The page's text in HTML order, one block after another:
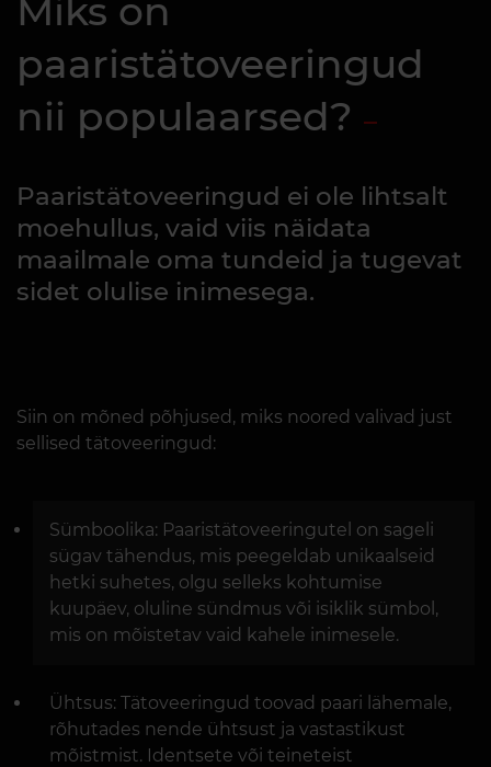
Miks on
paaristätoveeringud
nii populaarsed?
Paaristätoveeringud ei ole lihtsalt
moehullus, vaid viis näidata
maailmale oma tundeid ja tugevat
sidet olulise inimesega.
Siin on mõned põhjused, miks noored valivad just
sellised tätoveeringud:
Sümboolika: Paaristätoveeringutel on sageli
sügav tähendus, mis peegeldab unikaalseid
hetki suhetes, olgu selleks kohtumise
kuupäev, oluline sündmus või isiklik sümbol,
mis on mõistetav vaid kahele inimesele.
Ühtsus: Tätoveeringud toovad paari lähemale,
rõhutades nende ühtsust ja vastastikust
mõistmist. Identsete või teineteist